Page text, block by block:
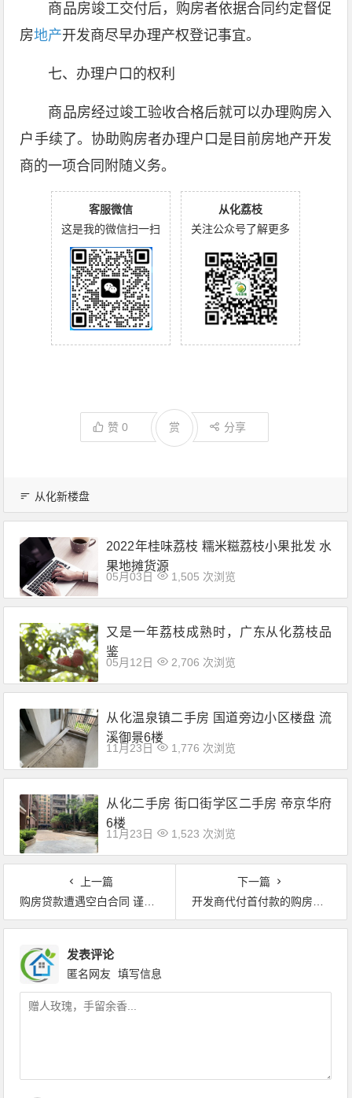
商品房竣工交付后，购房者依据合同约定督促
房地产开发商尽早办理产权登记事宜。
七、办理户口的权利
商品房经过竣工验收合格后就可以办理购房入
户手续了。协助购房者办理户口是目前房地产开发
商的一项合同附随义务。
客服微信
这是我的微信扫一扫
从化荔枝
关注公众号了解更多
赞0 分享
赏
从化新楼盘
2022年桂味荔枝 糯米糍荔枝小果批发 水
果地摊货源
05月03日 1,505 次浏览
又是一年荔枝成熟时，广东从化荔枝品
鉴
05月12日 2,706 次浏览
从化温泉镇二手房 国道旁边小区楼盘 流
溪御景6楼
11月23日 1,776 次浏览
从化二手房 街口街学区二手房 帝京华府
6楼
11月23日 1,523 次浏览
上一篇
购房贷款遭遇空白合同 谨慎下手避纠纷
下一篇
开发商代付首付款的购房合同有效吗？
发表评论
匿名网友 填写信息